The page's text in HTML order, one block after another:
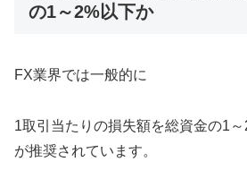
の1～2%以下か
FX業界では一般的に
1取引当たりの損失額を総資金の1
が推奨されています。